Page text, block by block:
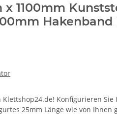
1100mm
Hakenband
Konfigurieren Sie
25mm Länge wie von Ihnen